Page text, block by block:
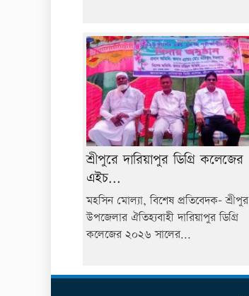
শ্রীপুরে দারিয়াপুর ডিগ্রি কলেজের
এইচ...
মহসিন মোল্যা, বিশেষ প্রতিবেদক- শ্রীপুর
উপজেলার ঐতিহ্যবাহী দারিয়াপুর ডিগ্রি
কলেজের ২০২৬ সালের...